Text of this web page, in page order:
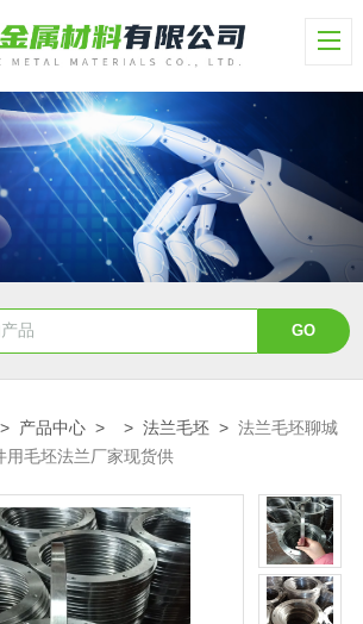
> 产品中心 > >法兰毛坯 >法兰毛坯聊城
用毛坯法兰厂家现货供